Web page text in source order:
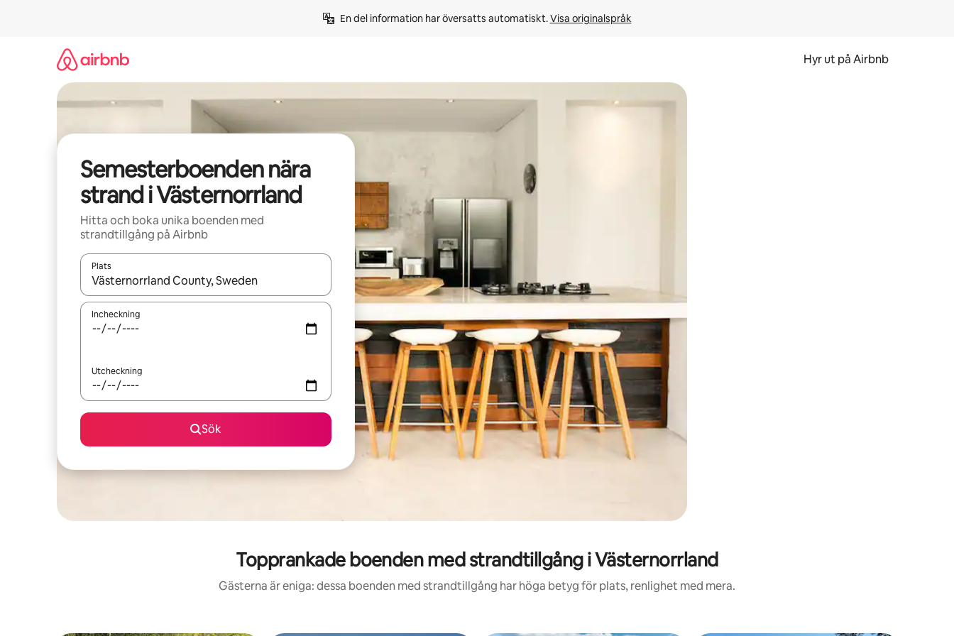
En del information har översatts automatiskt. Visa originalspråk
Hyr ut på Airbnb
Semesterboenden nära
strand i Västernorrland
Hitta och boka unika boenden med
strandtillgång på Airbnb
Plats
När resultaten är tillgängliga kan du navigera med upp- och nedåtpilarna eller utforska genom att trycka eller svepa.
Incheckning
Utcheckning
Sök
Topprankade boenden med strandtillgång i Västernorrland
Gästerna är eniga: dessa boenden med strandtillgång har höga betyg för plats, renlighet med mera.